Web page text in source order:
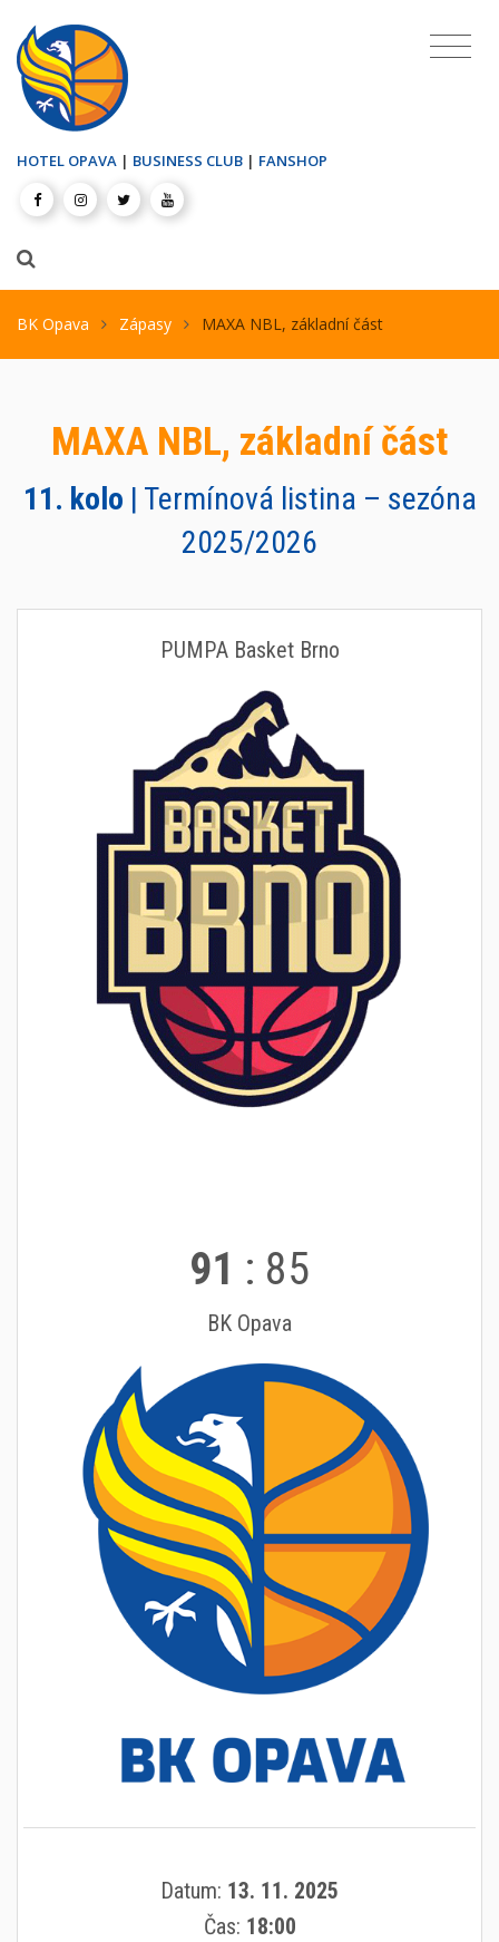
HOTEL OPAVA | BUSINESS CLUB | FANSHOP
BK Opava Zápasy MAXA NBL, základní část
MAXA NBL, základní část
11. kolo | Termínová listina – sezóna
2025/2026
PUMPA Basket Brno
91 : 85
BK Opava
Datum: 13. 11. 2025
Čas: 18:00